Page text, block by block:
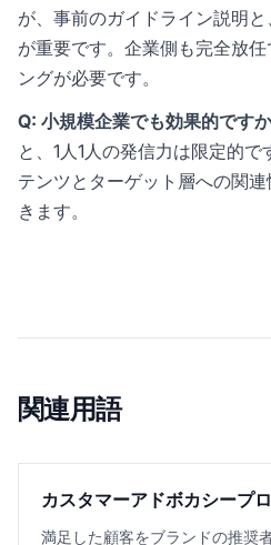
が、事前のガイドライン説明
が重要です。企業側も完全放
ングが必要です。
Q: 小規模企業でも効果的です
と、1人1人の発信力は限定的
テンツとターゲット層への関
きます。
関連用語
カスタマーアドボカシープ
満足した顧客をブランドの推奨